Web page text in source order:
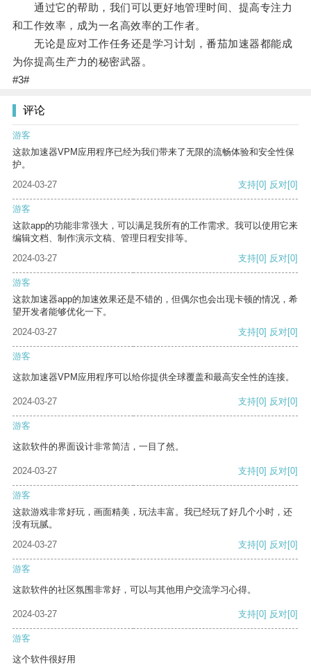
通过它的帮助，我们可以更好地管理时间、提高专注力
和工作效率，成为一名高效率的工作者。
无论是应对工作任务还是学习计划，番茄加速器都能成
为你提高生产力的秘密武器。
#3#
评论
游客
这款加速器VPM应用程序已经为我们带来了无限的流畅体验和安全性保
护。
2024-03-27
支持[0] 反对[0]
游客
这款app的功能非常强大，可以满足我所有的工作需求。我可以使用它来
编辑文档、制作演示文稿、管理日程安排等。
2024-03-27
支持[0] 反对[0]
游客
这款加速器app的加速效果还是不错的，但偶尔也会出现卡顿的情况，希
望开发者能够优化一下。
2024-03-27
支持[0] 反对[0]
游客
这款加速器VPM应用程序可以给你提供全球覆盖和最高安全性的连接。
2024-03-27 支持[0] 反对[0]
游客
这款软件的界面设计非常简洁，一目了然。
2024-03-27 支持[0] 反对[0]
游客
这款游戏非常好玩，画面精美，玩法丰富。我已经玩了好几个小时，还
没有玩腻。
2024-03-27
支持[0] 反对[0]
游客
这款软件的社区氛围非常好，可以与其他用户交流学习心得。
2024-03-27 支持[0] 反对[0]
游客
这个软件很好用